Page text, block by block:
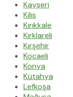
Kayseri
Kilis
Kırıkkale
Kırklareli
Kırşehir
Kocaeli
Konya
Kütahya
Lefkoşa